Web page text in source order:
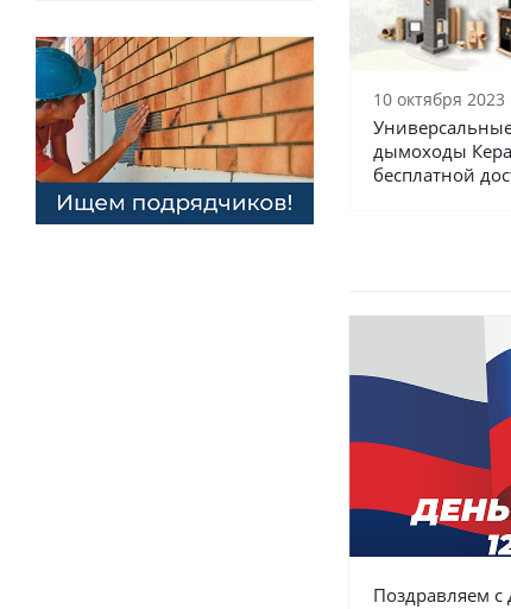
10 октября 2023
дымоходы
бесплатной
Поздравляем с